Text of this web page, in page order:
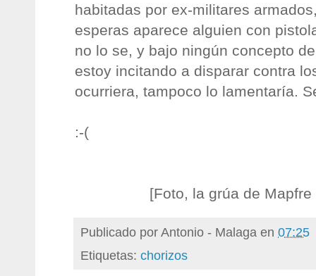
habitadas por ex-militares
esperas aparece alguien con
no lo se, y bajo ningún concepto
estoy incitando a disparar contra
ocurriera, tampoco lo lamentaría.
:-(
[Foto, la grúa de
Publicado porAntonio - Malaga en 07:25
Etiquetas: chorizos